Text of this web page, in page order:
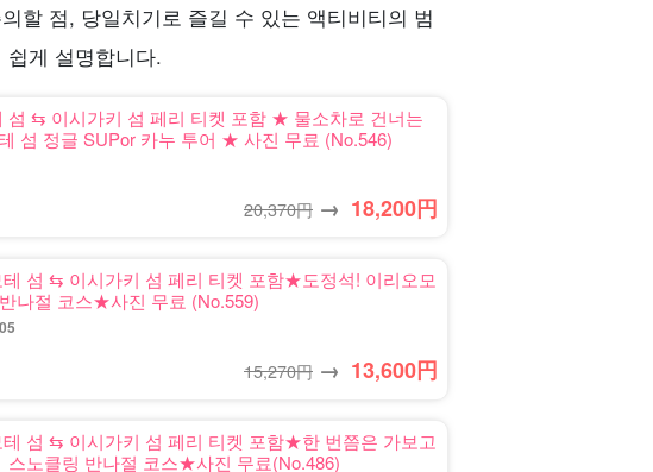
할 점, 당일치기로 즐길 수 있는 액티비티의 범
쉽게 설명합니다.
섬 ⇆ 이시가키 섬 페리 티켓 포함 ★ 물소차로 건너는
섬 정글 SUPor 카누 투어 ★ 사진 무료 (No.546)
20,370円 → 18,200円
섬 ⇆ 이시가키 섬 페리 티켓 포함★도정석! 이리오모
나절 코스★사진 무료 (No.559)
15,270円 → 13,600円
섬 ⇆ 이시가키 섬 페리 티켓 포함★한 번쯤은 가보고
스노클링 반나절 코스★사진 무료(No.486)